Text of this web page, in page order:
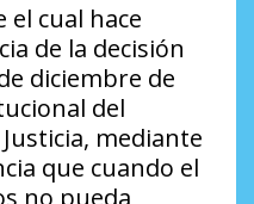
cual hace
de la decisión
diciembre de
del
mediante
que cuando el
no pueda